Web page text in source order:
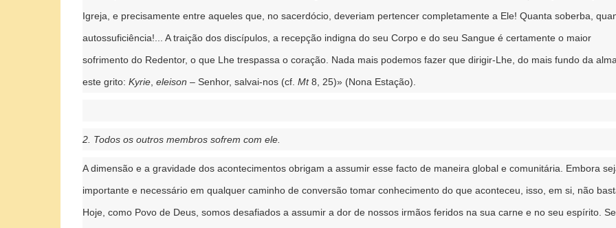
Igreja, e precisamente entre aqueles que, no sacerdócio, deveriam pertencer completamente a Ele! Quanta soberba,
autossuficiência!... A traição dos discípulos, a recepção indigna do seu Corpo e do seu Sangue é certamente o maior
sofrimento do Redentor, o que Lhe trespassa o coração. Nada mais podemos fazer que dirigir-Lhe, do mais fundo da alma,
este grito: Kyrie, eleison – Senhor, salvai-nos (cf. Mt8, 25)» (Nona Estação).
2. Todos os outros membros sofrem com ele.
A dimensão e a gravidade dos acontecimentos obrigam a assumir esse facto de maneira global e comunitária. Embora
importante e necessário em qualquer caminho de conversão tomar conhecimento do que aconteceu, isso, em si, não
Hoje, como Povo de Deus, somos desafiados a assumir a dor de nossos irmãos feridos na sua carne e no seu espírito.